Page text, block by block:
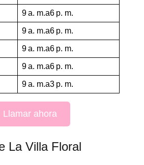
9 a. m.a6 p. m.
9 a. m.a6 p. m.
9 a. m.a6 p. m.
9 a. m.a6 p. m.
9 a. m.a3 p. m.
Llamar ahora
La Villa Floral